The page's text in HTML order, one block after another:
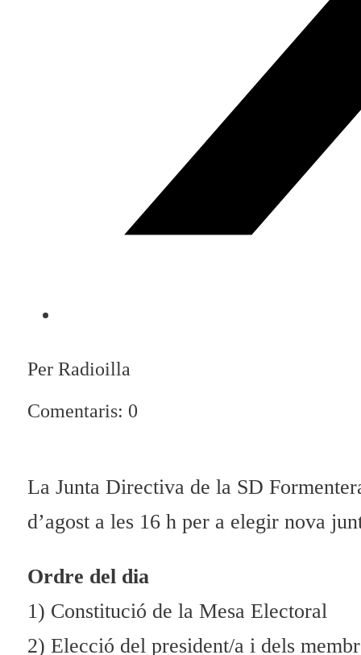
Per Radioilla
Comentaris: 0
La Junta Directiva de la SD
d’agost a les 16 h per a elegir nova
Ordre del dia
1) Constitució de la Mesa Electoral
2) Elecció del president/a i dels